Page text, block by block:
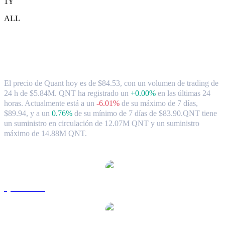
ALL
El precio de Quant hoy es de $84.53, con un volumen de trading de
24 h de $5.84M. QNT ha registrado un +0.00% en las últimas 24
horas. Actualmente está a un -6.01% de su máximo de 7 días,
$89.94, y a un 0.76% de su mínimo de 7 días de $83.90.QNT tiene
un suministro en circulación de 12.07M QNT y un suministro
máximo de 14.88M QNT.